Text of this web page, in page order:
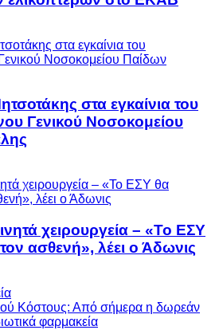
στα εγκαίνια του
Γενικού Νοσοκομείου
χειρουργεία – «Το ΕΣΥ
ασθενή», λέει ο Άδωνις